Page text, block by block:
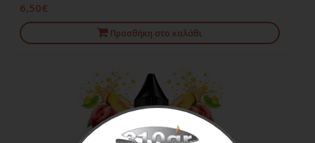
6,50€
Προσθήκη στο καλάθι